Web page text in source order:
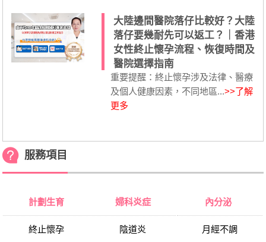
大陸邊間醫院落仔比較好？大陸
落仔要幾耐先可以返工？｜香港
女性終止懷孕流程、恢復時間及
醫院選擇指南
重要提醒：終止懷孕涉及法律、醫療
及個人健康因素，不同地區...>>了解
更多
服務項目
計劃生育
終止懷孕
婦科炎症
陰道炎
內分泌
月經不調